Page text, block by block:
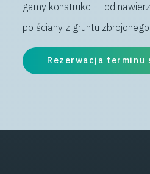
gamy konstrukcji – od
po ściany z gruntu zbrojonego.
Rezerwacja terminu